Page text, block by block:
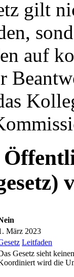
gilt
auf
März 2023
Leitfaden
Gesetz sieht
wird die